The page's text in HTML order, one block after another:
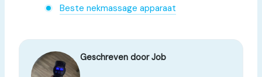
Beste nekmassage apparaat
Geschreven door Job